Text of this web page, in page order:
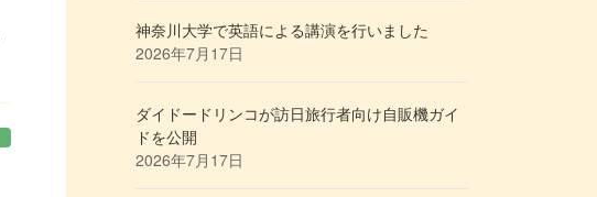
神奈川大学で英語による講演を行いました
2026年7月17日
ダイドードリンコが訪日旅行者向け自販機ガイ
ドを公開
2026年7月17日